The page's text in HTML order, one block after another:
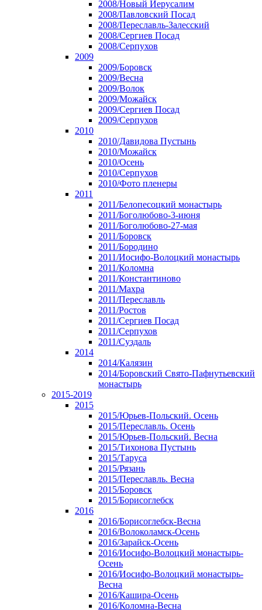
2008/Новый Иерусалим
2008/Павловский Посад
2008/Переславль-Залесский
2008/Сергиев Посад
2008/Серпухов
2009
2009/Боровск
2009/Весна
2009/Волок
2009/Можайск
2009/Сергиев Посад
2009/Серпухов
2010
2010/Давидова Пустынь
2010/Можайск
2010/Осень
2010/Серпухов
2010/Фото пленеры
2011
2011/Белопесоцкий монастырь
2011/Боголюбово-3-июня
2011/Боголюбово-27-мая
2011/Боровск
2011/Бородино
2011/Иосифо-Волоцкий монастырь
2011/Коломна
2011/Константиново
2011/Махра
2011/Переславль
2011/Ростов
2011/Сергиев Посад
2011/Серпухов
2011/Суздаль
2014
2014/Калязин
2014/Боровский Свято-Пафнутьевский
монастырь
2015-2019
2015
2015/Юрьев-Польский. Осень
2015/Переславль. Осень
2015/Юрьев-Польский. Весна
2015/Тихонова Пустынь
2015/Таруса
2015/Рязань
2015/Переславль. Весна
2015/Боровск
2015/Борисоглебск
2016
2016/Борисоглебск-Весна
2016/Волоколамск-Осень
2016/Зарайск-Осень
2016/Иосифо-Волоцкий монастырь-
Осень
2016/Иосифо-Волоцкий монастырь-
Весна
2016/Кашира-Осень
2016/Коломна-Весна